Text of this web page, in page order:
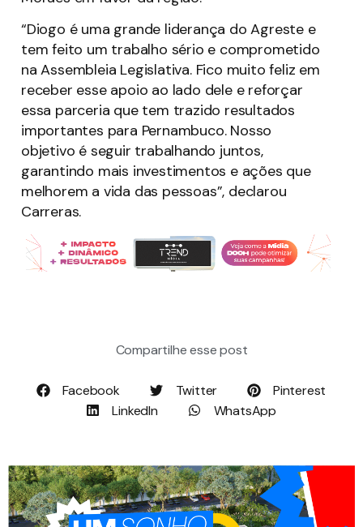
“Diogo é uma grande liderança do Agreste e
tem feito um trabalho sério e comprometido
na Assembleia Legislativa. Fico muito feliz em
receber esse apoio ao lado dele e reforçar
essa parceria que tem trazido resultados
importantes para Pernambuco. Nosso
objetivo é seguir trabalhando juntos,
garantindo mais investimentos e ações que
melhorem a vida das pessoas”, declarou
Carreras.
Compartilhe esse post
Facebook Twitter
Pinterest
LinkedIn
WhatsApp